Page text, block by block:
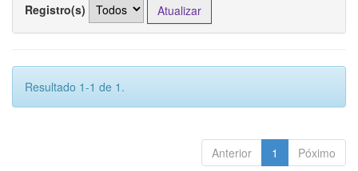
Registro(s)
Resultado 1-1 de 1.
Anterior 1 Póximo